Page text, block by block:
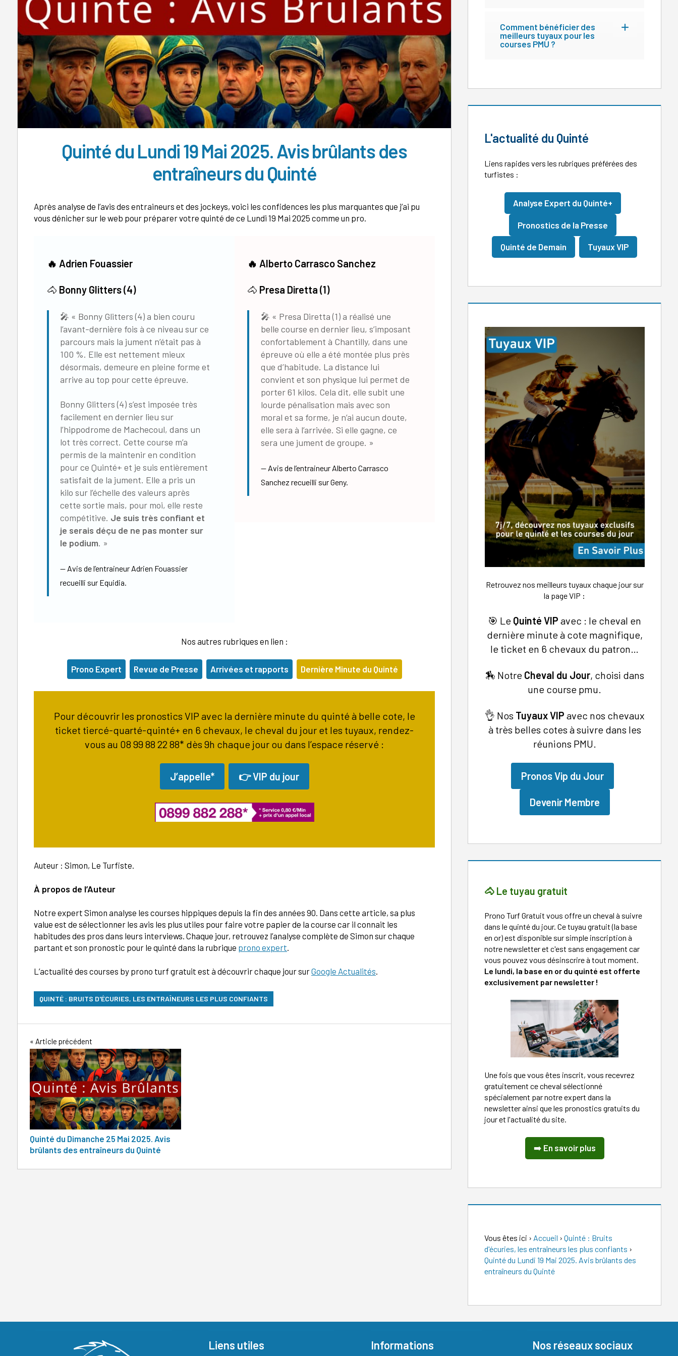
Quinté du Lundi 19 Mai 2025. Avis brûlants des
entraîneurs du Quinté
Après analyse de l’avis des entraineurs et des jockeys, voici les confidences les plus marquantes que j’ai pu
vous dénicher sur le web pour préparer votre quinté de ce Lundi 19 Mai 2025 comme un pro.
🔥 Adrien Fouassier
🐴 Bonny Glitters (4)
🎤 « Bonny Glitters (4) a bien couru
l’avant-dernière fois à ce niveau sur ce
parcours mais la jument n’était pas à
100 %. Elle est nettement mieux
désormais, demeure en pleine forme et
arrive au top pour cette épreuve.
Bonny Glitters (4) s’est imposée très
facilement en dernier lieu sur
l’hippodrome de Machecoul, dans un
lot très correct. Cette course m’a
permis de la maintenir en condition
pour ce Quinté+ et je suis entièrement
satisfait de la jument. Elle a pris un
kilo sur l’échelle des valeurs après
cette sortie mais, pour moi, elle reste
compétitive. Je suis très confiant et
je serais déçu de ne pas monter sur
le podium. »
Avis de l’entraineur Adrien Fouassier
recueilli sur Equidia.
🔥 Alberto Carrasco Sanchez
🐴 Presa Diretta (1)
🎤 « Presa Diretta (1) a réalisé une
belle course en dernier lieu, s’imposant
confortablement à Chantilly, dans une
épreuve où elle a été montée plus près
que d’habitude. La distance lui
convient et son physique lui permet de
porter 61 kilos. Cela dit, elle subit une
lourde pénalisation mais avec son
moral et sa forme, je n’ai aucun doute,
elle sera à l’arrivée. Si elle gagne, ce
sera une jument de groupe. »
Avis de l’entraineur Alberto Carrasco
Sanchez recueilli sur Geny.
Nos autres rubriques en lien :
Prono Expert Revue de Presse Arrivées et rapports Dernière Minute du Quinté
Pour découvrir les pronostics VIP avec la dernière minute du quinté à belle cote, le
ticket tiercé-quarté-quinté+ en 6 chevaux, le cheval du jour et les tuyaux, rendez-
vous au 08 99 88 22 88* dès 9h chaque jour ou dans l’espace réservé :
J’appelle* 👉 VIP du jour
Auteur : Simon, Le Turfiste.
À propos de l’Auteur
Notre expert Simon analyse les courses hippiques depuis la fin des années 90. Dans cette article, sa plus
value est de sélectionner les avis les plus utiles pour faire votre papier de la course car il connait les
habitudes des pros dans leurs interviews. Chaque jour, retrouvez l’analyse complète de Simon sur chaque
partant et son pronostic pour le quinté dans la rubrique prono expert
L’actualité des courses by prono turf gratuit est à découvrir chaque jour surGoogle Actualités
QUINTÉ : BRUITS D'ÉCURIES, LES ENTRAÎNEURS LES PLUS CONFIANTS
Navigation
de
l’article
Article précédent
Quinté du Dimanche 25 Mai 2025. Avis
brûlants des entraîneurs du Quinté
Comment bénéficier des
meilleurs tuyaux pour les
courses PMU ?
L'actualité du Quinté
Liens rapides vers les rubriques préférées des
turfistes :
Analyse Expert du Quinté+
Pronostics de la Presse
Quinté de Demain Tuyaux VIP
Retrouvez nos meilleurs tuyaux chaque jour sur
la page VIP :
🎯 Le Quinté VIPavec : le cheval en
dernière minute à cote magnifique,
le ticket en 6 chevaux du patron…
🏇 Notre Cheval du Jour, choisi dans
une course pmu.
👌 Nos TuyauxVIP avec nos chevaux
à très belles cotes à suivre dans les
réunions PMU.
Pronos Vip du Jour
Devenir Membre
🐴 Le tuyau gratuit
Prono Turf Gratuit vous offre un cheval à suivre
dans le quinté du jour. Ce tuyau gratuit (la base
en or) est disponible sur simple inscription à
notre newsletter et c'est sans engagement car
vous pouvez vous désinscrire à tout moment.
Le lundi, la base en or du quinté est offerte
exclusivement par newsletter !
Une fois que vous êtes inscrit, vous recevrez
gratuitement ce cheval sélectionné
spécialement par notre expert dans la
newsletter ainsi que les pronostics gratuits du
jour et l'actualité du site.
➡️ En savoir plus
Vous êtes ici › Accueil › Quinté : Bruits
d'écuries, les entraîneurs les plus confiants ›
Quinté du Lundi 19 Mai 2025. Avis brûlants des
entraîneurs du Quinté
Liens utiles Informations Nos réseaux sociaux